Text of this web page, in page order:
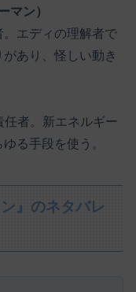
マン）
エディの理解者で
あり、怪しい動き
者。新エネルギー
る手段を使う。
』のネタバレ